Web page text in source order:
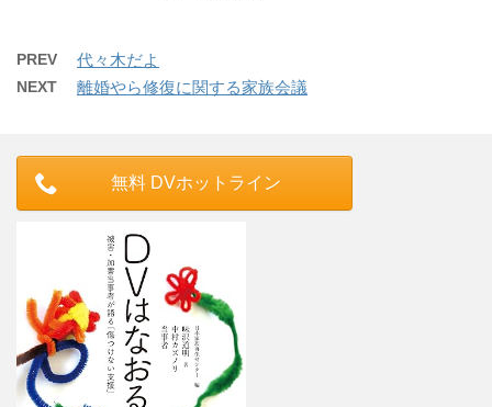
PREV 代々木だよ
NEXT 離婚やら修復に関する家族会議
無料 DVホットライン